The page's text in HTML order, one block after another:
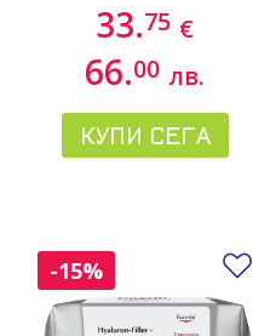
Purifying Scrub
Mask 30 ml
33.75 €
66.00 лв.
КУПИ СЕГА
-15%